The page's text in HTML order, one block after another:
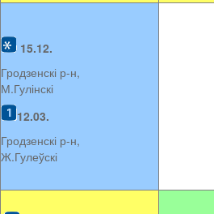
15.12.
Гродзенскі р-н,
М.Гулінскі
12.03.
Гродзенскі р-н,
Ж.Гулеўскі